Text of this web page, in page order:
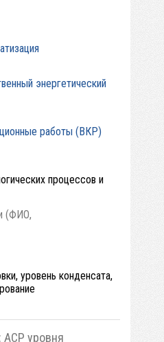
энергетический
работы (ВКР)
процессов и
(ФИО,
уровень конденсата,
АСР уровня